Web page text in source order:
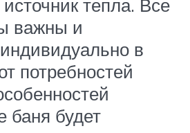
тепла. Все
важны и
в
потребностей
баня будет